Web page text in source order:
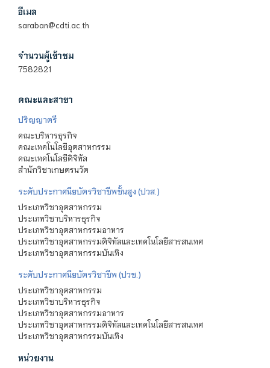
อีเมล
saraban@cdti.ac.th
จำนวนผู้เข้าชม
7582821
คณะและสาขา
ปริญญาตรี
คณะบริหารธุรกิจ
คณะเทคโนโลยีอุตสาหกรรม
คณะเทคโนโลยีดิจิทัล
สำนักวิชาเกษตรนวัต
ระดับประกาศนียบัตรวิชาชีพชั้นสูง (ปวส.)
ประเภทวิชาอุตสาหกรรม
ประเภทวิชาบริหารธุรกิจ
ประเภทวิชาอุตสาหกรรมอาหาร
ประเภทวิชาอุตสาหกรรมดิจิทัลและเทคโนโลยีสารสนเทศ
ประเภทวิชาอุตสาหกรรมบันเทิง
ระดับประกาศนียบัตรวิชาชีพ (ปวช.)
ประเภทวิชาอุตสาหกรรม
ประเภทวิชาบริหารธุรกิจ
ประเภทวิชาอุตสาหกรรมอาหาร
ประเภทวิชาอุตสาหกรรมดิจิทัลและเทคโนโลยีสารสนเทศ
ประเภทวิชาอุตสาหกรรมบันเทิง
หน่วยงาน